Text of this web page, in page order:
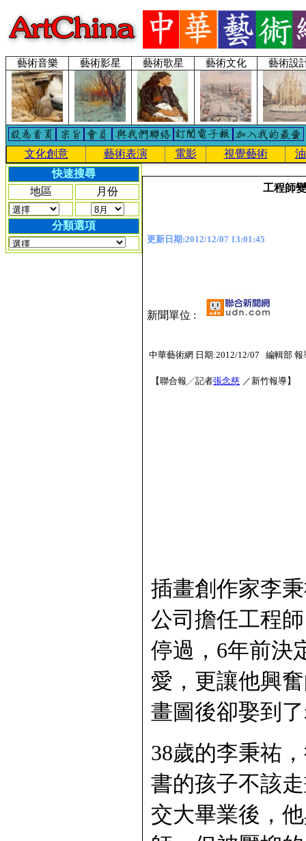
藝術音樂 藝術影星 藝術歌星 藝術文化 藝術設
文化創意 藝術表演 電影 視覺藝術
快速搜尋
地區
月份
分類選項
工程師
更新日期:2012/12/07 13:01:45
新聞單位 :
中華藝術網 日期:2012/12/07 編輯部 報
【聯合報╱記者張念慈 ／新竹報導】
插畫創作家李
公司擔任工程
停過，6年前決
愛，更讓他興
畫圖後卻娶到
38歲的李秉祐
書的孩子不該
交大畢業後，